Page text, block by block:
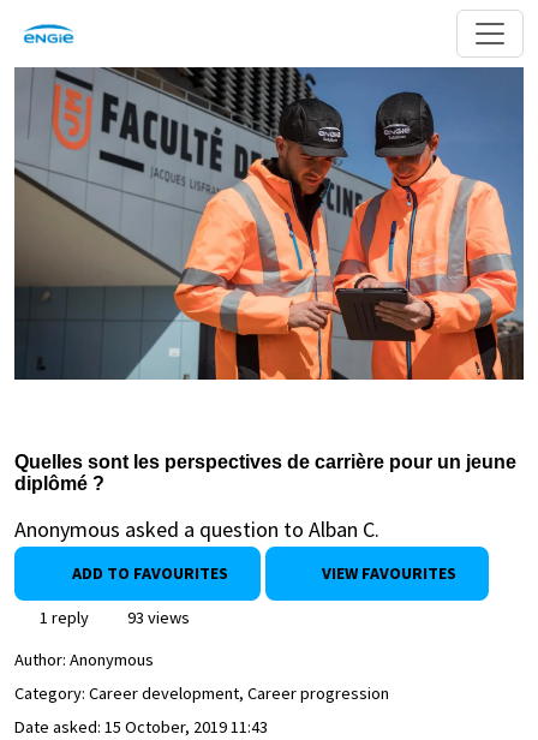
Quelles sont les perspectives de carrière pour un jeune
diplômé ?
Anonymous asked a question to Alban C.
ADD TO FAVOURITES VIEW FAVOURITES
1 reply
93 views
Author: Anonymous
Category: Career development, Career progression
Date asked: 15 October, 2019 11:43